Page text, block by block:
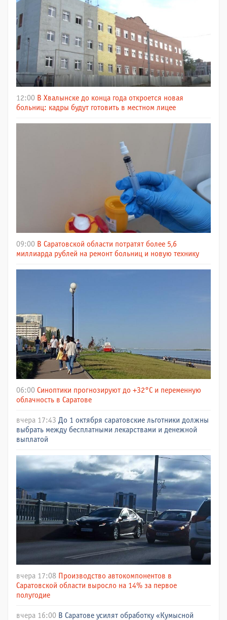
12:00 В Хвалынске до конца года откроется новая
больниц: кадры будут готовить в местном лицее
09:00 В Саратовской области потратят более 5,6
миллиарда рублей на ремонт больниц и новую технику
06:00 Синоптики прогнозируют до +32°C и переменную
облачность в Саратове
вчера 17:43 До 1 октября саратовские льготники должны
выбрать между бесплатными лекарствами и денежной
выплатой
вчера 17:08 Производство автокомпонентов в
Саратовской области выросло на 14% за первое
полугодие
вчера 16:00 В Саратове усилят обработку «Кумысной